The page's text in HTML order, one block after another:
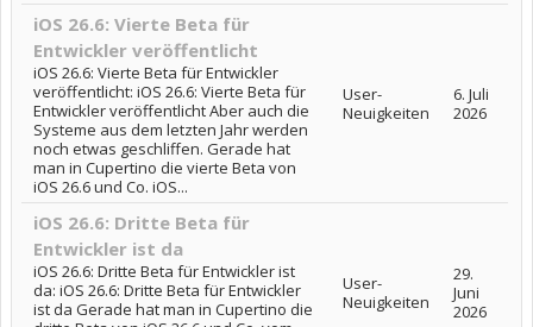
iOS 26.6: Vierte Beta für
Entwickler veröffentlicht
iOS 26.6: Vierte Beta für Entwickler
veröffentlicht: iOS 26.6: Vierte Beta für
Entwickler veröffentlicht Aber auch die
Systeme aus dem letzten Jahr werden
noch etwas geschliffen. Gerade hat
man in Cupertino die vierte Beta von
iOS 26.6 und Co. iOS...
User-
Neuigkeiten
6. Juli
2026
iOS 26.6: Dritte Beta für
Entwickler ist da
iOS 26.6: Dritte Beta für Entwickler ist
da: iOS 26.6: Dritte Beta für Entwickler
ist da Gerade hat man in Cupertino die
User-
Neuigkeiten
29.
Juni
2026